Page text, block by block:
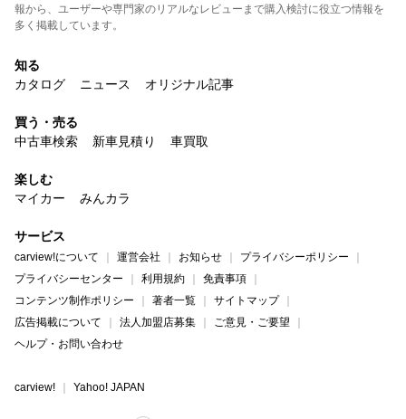
報から、ユーザーや専門家のリアルなレビューまで購入検討に役立つ情報を
多く掲載しています。
知る
カタログ
ニュース オリジナル記事
買う・売る
中古車検索
新車見積り 車買取
楽しむ
マイカー
みんカラ
サービス
carview!について 運営会社 お知らせ
プライバシーポリシー
プライバシーセンター
利用規約
免責事項
コンテンツ制作ポリシー
著者一覧
サイトマップ
広告掲載について
法人加盟店募集
ご意見・ご要望
ヘルプ・お問い合わせ
carview! Yahoo! JAPAN